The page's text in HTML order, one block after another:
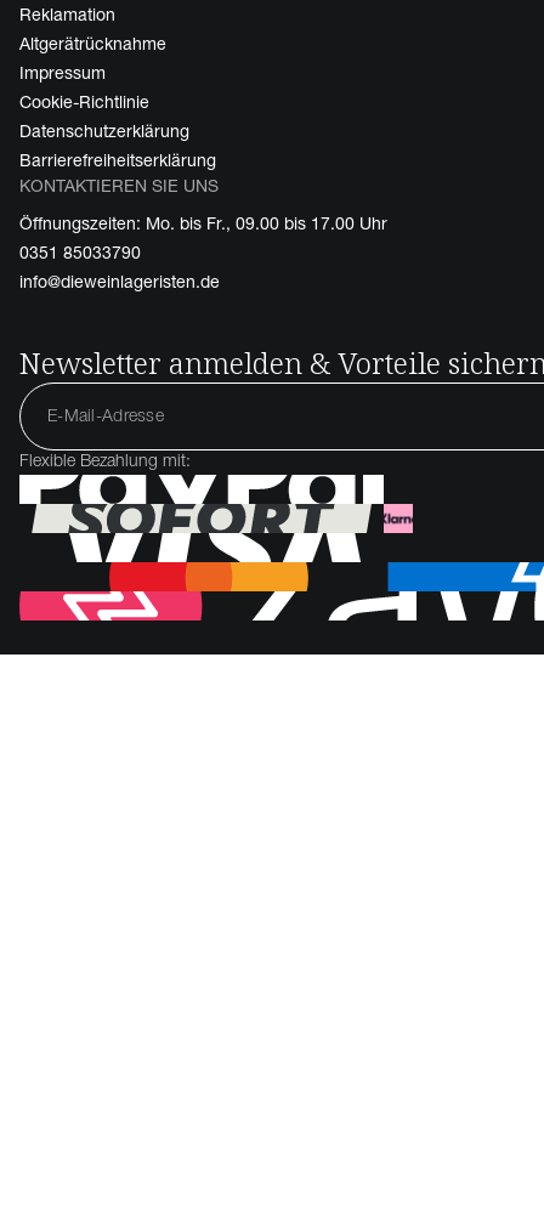
Reklamation
Altgerätrücknahme
Impressum
Cookie-Richtlinie
Datenschutzerklärung
Barrierefreiheitserklärung
KONTAKTIEREN SIE UNS
Öffnungszeiten: Mo. bis Fr., 09.00 bis 17.00 Uhr
0351 85033790
info@dieweinlageristen.de
Newsletter anmelden & Vorteile
Flexible Bezahlung mit: